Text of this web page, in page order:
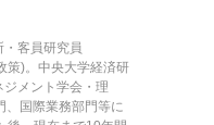
客員研究員
策)。中央大学経済研
メント学会・理
、国際業務部門等に